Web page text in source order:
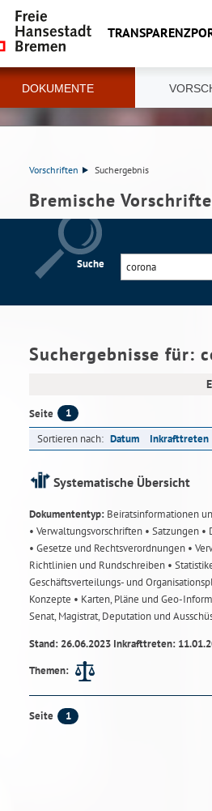
DOKUMENTE
Vorschriften Suchergebnis
Bremische
Suche
Suchergebnisse für:
Seite 1
Sortieren nach: Datum Inkrafttreten
Systematische Übersicht
Dokumententyp: Beiratsinformationen
• Verwaltungsvorschriften • Satzungen •
• Gesetze und Rechtsverordnungen •
Richtlinien und Rundschreiben •
Geschäftsverteilungs- und
Konzepte • Karten, Pläne und Geo-
Senat, Magistrat, Deputation und
Stand: 26.06.2023 Inkrafttreten:
Themen:
Seite 1